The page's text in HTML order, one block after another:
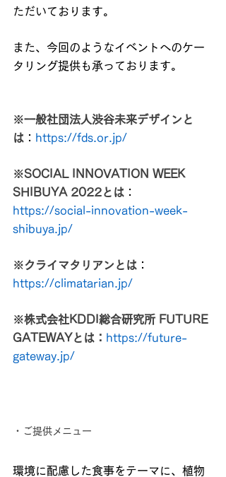
ただいております。
また、今回のようなイベントへのケー
タリング提供も承っております。
※一般社団法人渋谷未来デザインと
は ： https://fds.or.jp/
※SOCIAL INNOVATION WEEK
SHIBUYA 2022とは ：
https://social-innovation-week-
shibuya.jp/
※クライマタリアンとは ：
https://climatarian.jp/
※株式会社KDDI総合研究所 FUTURE
GATEWAYとは： https://future-
gateway.jp/
・ご提供メニュー
環境に配慮した食事をテーマに、植物